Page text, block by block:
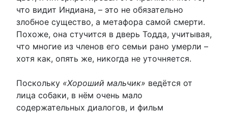
что видит Индиана, – это не обязательно
злобное существо, а метафора самой смерти.
Похоже, она стучится в дверь Тодда, учитывая,
что многие из членов его семьи рано умерли –
хотя как, опять же, никогда не уточняется.
Поскольку «Хороший мальчик» ведётся от
лица собаки, в нём очень мало
содержательных диалогов, и фильм